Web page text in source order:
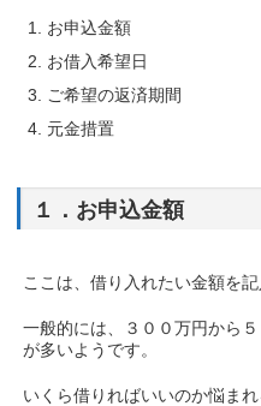
お申込金額
お借入希望日
ご希望の返済期間
元金措置
１．お申込金額
ここは、借り入れたい金額を記
一般的には、３００万円から
が多いようです。
いくら借りればいいのか悩ま